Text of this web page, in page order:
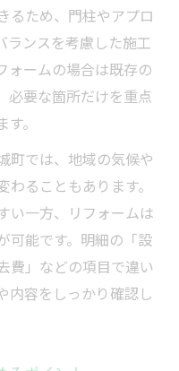
るため、門柱やアプロ
ランスを考慮した施工
ォームの場合は既存の
必要な箇所だけを重点
。
町では、地域の気候や
ることもあります。
い一方、リフォームは
可能です。明細の「設
費」などの項目で違い
内容をしっかり確認し